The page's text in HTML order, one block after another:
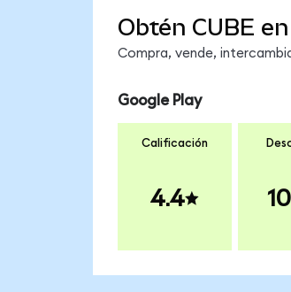
Obtén CUBE
Compra, vende,
Google Play
Calificación
4.4